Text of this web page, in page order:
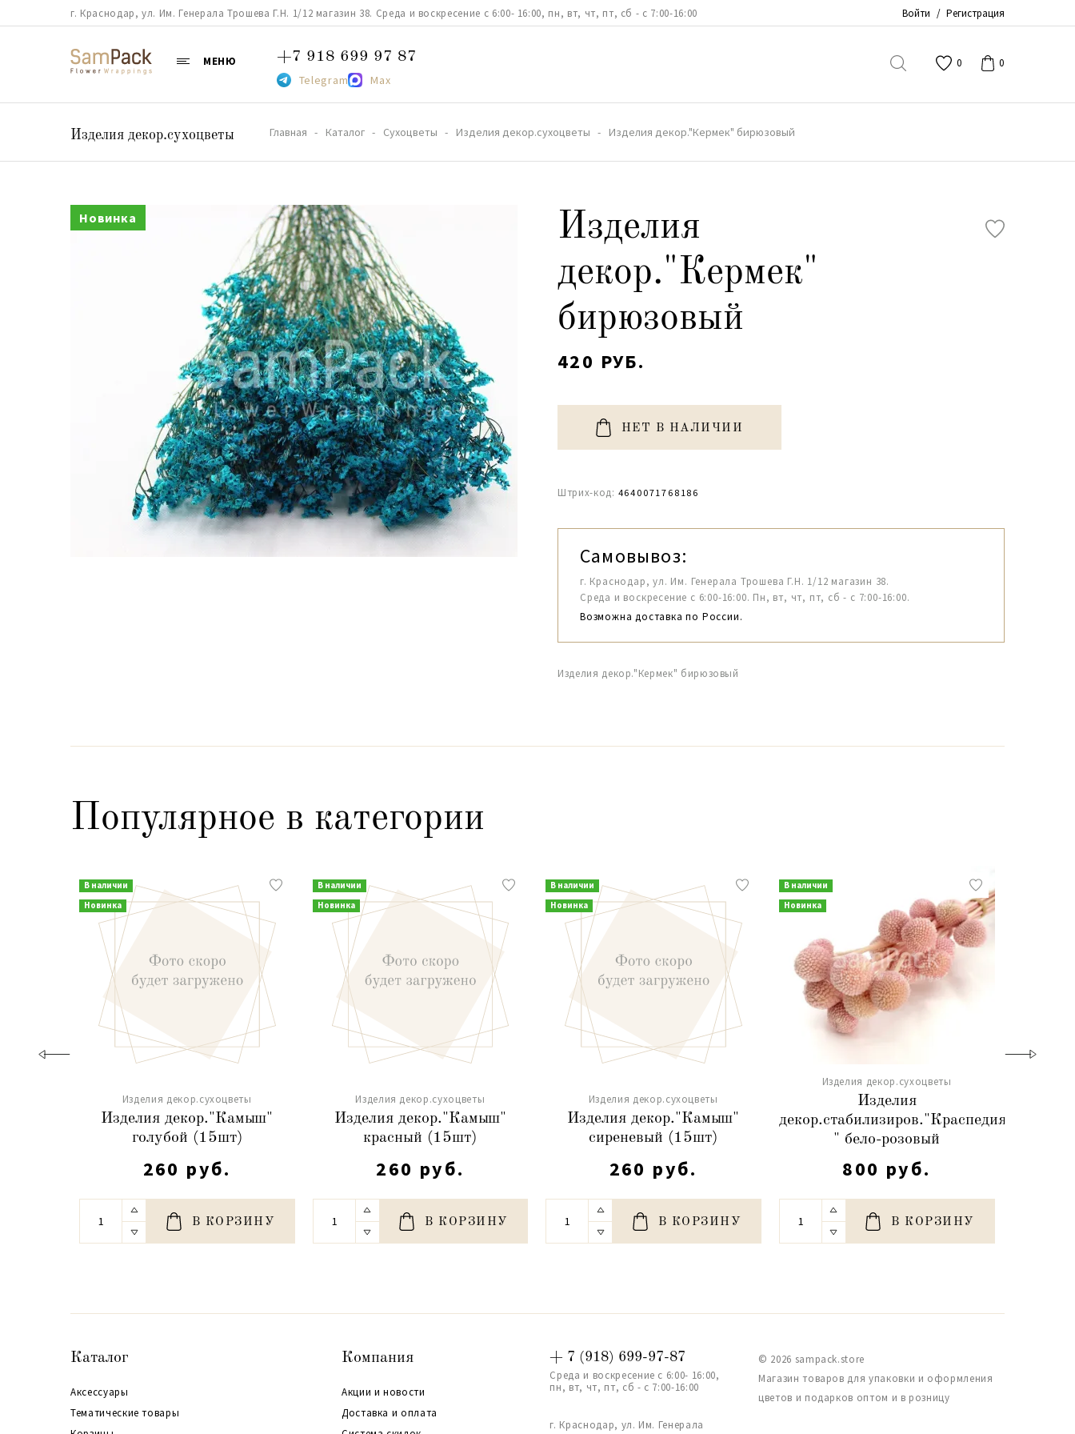
г. Краснодар, ул. Им. Генерала Трошева Г.Н. 1/12 магазин 38. Среда и воскресение с 6:00- 16:00, пн, вт, чт, пт, сб - с 7:00-16:00 Войти / Регистрация
МЕНЮ +7 918 699 97 87
Telegram Max
0 0
Изделия декор.сухоцветы Главная Каталог Сухоцветы Изделия декор.сухоцветы Изделия декор."Кермек" бирюзовый
Новинка
Изделия
декор."Кермек"
бирюзовый
420 РУБ.
НЕТ В НАЛИЧИИ
Штрих-код: 4640071768186
Самовывоз:
г. Краснодар, ул. Им. Генерала Трошева Г.Н. 1/12 магазин 38.
Среда и воскресение с 6:00-16:00. Пн, вт, чт, пт, сб - с 7:00-16:00.
Возможна доставка по России.
Изделия декор."Кермек" бирюзовый
Популярное в категории
В наличии
Новинка
Изделия декор.сухоцветы
Изделия декор."Камыш"
голубой (15шт)
260 руб.
В КОРЗИНУ
В наличии
Новинка
Изделия декор.сухоцветы
Изделия декор."Камыш"
красный (15шт)
260 руб.
В КОРЗИНУ
В наличии
Новинка
Изделия декор.сухоцветы
Изделия декор."Камыш"
сиреневый (15шт)
260 руб.
В КОРЗИНУ
В наличии
Новинка
Изделия декор.сухоцветы
Изделия
декор.стабилизиров."Краспедия
" бело-розовый
800 руб.
В КОРЗИНУ
Каталог
Аксессуары
Тематические товары
Компания
Акции и новости
Доставка и оплата
+ 7 (918) 699-97-87
Среда и воскресение с 6:00- 16:00,
пн, вт, чт, пт, сб - с 7:00-16:00
г. Краснодар, ул. Им. Генерала
© 2026 sampack.store
Магазин товаров для упаковки и оформления
цветов и подарков оптом и в розницу